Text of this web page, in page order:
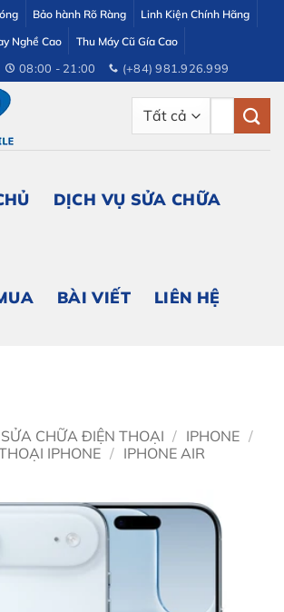
Bảo hành Rõ Ràng
Linh Kiện Chính Hãng
Nghề Cao
Thu Máy Cũ Gía Cao
08:00 - 21:00 (+84) 981.926.999
DỊCH VỤ SỬA CHỮA
BÀI VIẾT LIÊN HỆ
SỬA CHỮA ĐIỆN THOẠI / IPHONE /
IPHONE / IPHONE AIR